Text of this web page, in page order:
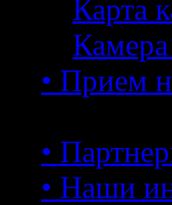
Карта
• Прием
•
• Наши